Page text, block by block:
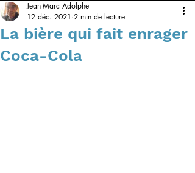
La bière qui fait enrager
Coca-Cola
Jean-Marc Adolphe
12 déc. 2021 2 min de lecture